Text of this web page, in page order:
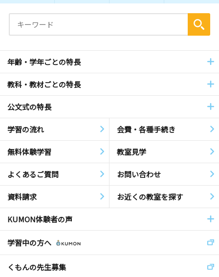
年齢・学年ごとの特長
教科・教材ごとの特長
公文式の特長
学習の流れ 会費・各種手続き
無料体験学習 教室見学
よくあるご質問 お問い合わせ
資料請求 お近くの教室を探す
KUMON体験者の声
学習中の方へ
くもんの先生募集